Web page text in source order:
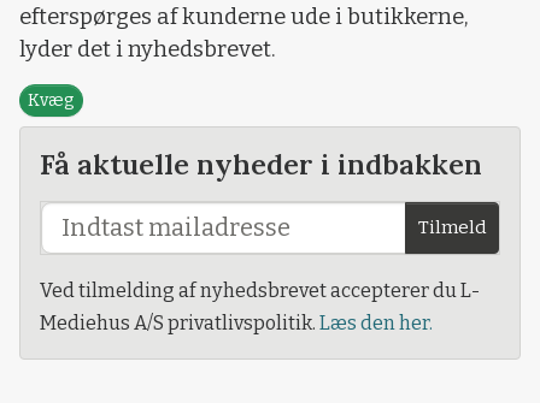
efterspørges af kunderne ude i butikkerne,
lyder det i nyhedsbrevet.
Kvæg
Få aktuelle nyheder i indbakken
Tilmeld
Ved tilmelding af nyhedsbrevet accepterer du L-
Mediehus A/S privatlivspolitik. Læs den her.